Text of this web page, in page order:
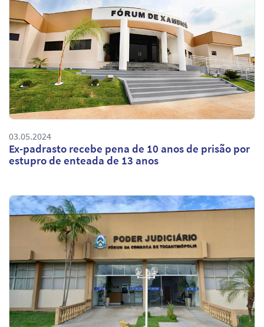
03.05.2024
Ex-padrasto recebe pena de 10 anos de prisão por
estupro de enteada de 13 anos